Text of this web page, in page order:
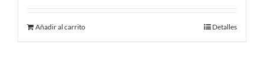
Añadir al carrito Detalles